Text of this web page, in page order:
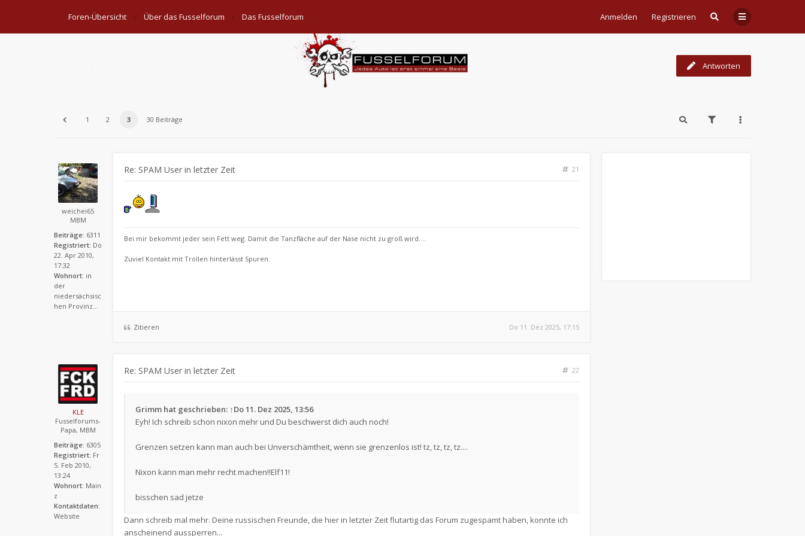
Anmelden Registrieren
Foren-Übersicht Über das Fusselforum Das Fusselforum
Antworten
1 2 3 30 Beiträge
weichei65
MBM
Beiträge: 6311
Registriert: Do
22. Apr 2010,
17:32
Wohnort: in
der
niedersächsisc
hen Provinz...
Re: SPAM User in letzter Zeit 21
Bei mir bekommt jeder sein Fett weg. Damit die Tanzfläche auf der Nase nicht zu groß wird....
Zuviel Kontakt mit Trollen hinterlässt Spuren.
Zitieren Do 11. Dez 2025, 17:15
KLE
Fusselforums-
Papa, MBM
Beiträge: 6305
Registriert: Fr
5. Feb 2010,
13:24
Wohnort: Main
z
Kontaktdaten:
Website
Re: SPAM User in letzter Zeit 22
Grimm hat geschrieben: ↑Do 11. Dez 2025, 13:56
Eyh! Ich schreib schon nixon mehr und Du beschwerst dich auch noch!
Grenzen setzen kann man auch bei Unverschämtheit, wenn sie grenzenlos ist! tz, tz, tz, tz....
Nixon kann man mehr recht machen!!Elf11!
bisschen sad jetze
Dann schreib mal mehr. Deine russischen Freunde, die hier in letzter Zeit flutartig das Forum zugespamt haben, konnte ich
anscheinend aussperren...